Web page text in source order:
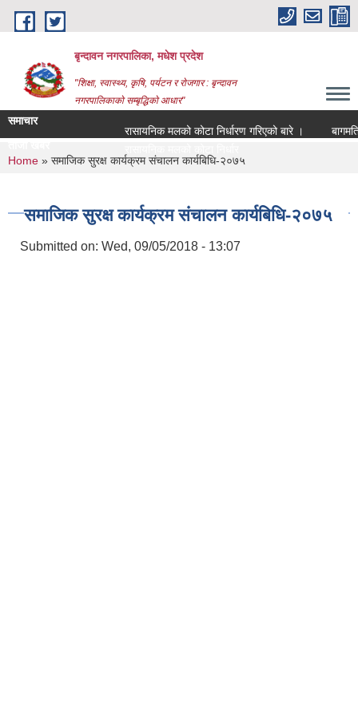
Skip to main content
बृन्दावन नगरपालिका, मधेश प्रदेश
"शिक्षा, स्वास्थ्य, कृषि, पर्यटन र रोजगार : बृन्दावन
नगरपालिकाको सम्बृद्धिको आधार"
समाचार
रासायनिक मलको कोटा निर्धारण गरिएको बारे ।
बागमति
You are here
Home » समाजिक सुरक्ष कार्यक्रम संचालन कार्यबिधि-२०७५
समाजिक सुरक्ष कार्यक्रम संचालन कार्यबिधि-२०७५
Submitted on: Wed, 09/05/2018 - 13:07